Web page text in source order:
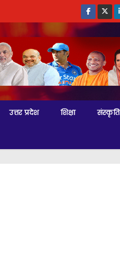
उत्तर प्रदेश शिक्षा संस्कृति